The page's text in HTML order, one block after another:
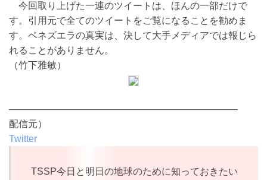
今回取り上げた一連のツイートは、ほんの一部だけで
す。引用元で全てのツイートをご覧になることを勧めま
す。ベネズエラの真実は、決して大手メディアでは報じら
れることがありません。
（竹下雅敏）
————————————————————————
配信元）
Twitter
TSSP今日と明日の地球のために知っておきたい